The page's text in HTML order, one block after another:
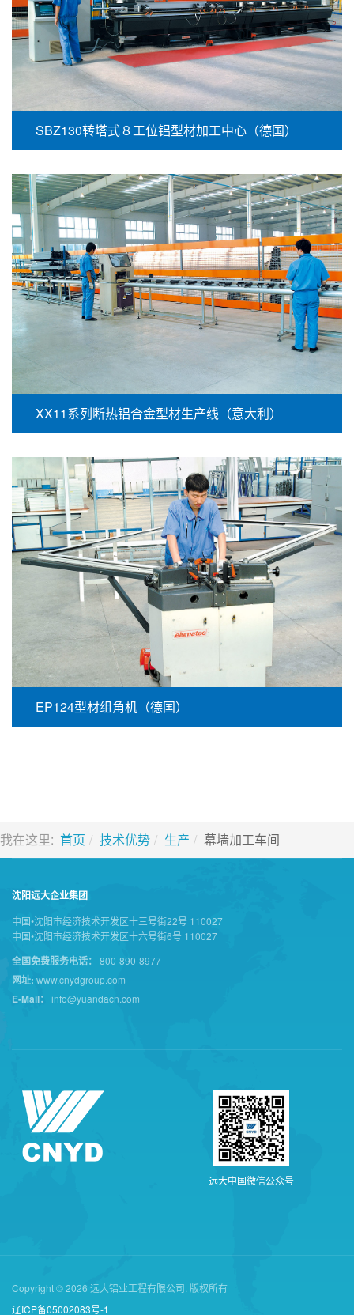
SBZ130转塔式８工位铝型材加工中心（德国）
XX11系列断热铝合金型材生产线（意大利）
EP124型材组角机（德国）
我在这里: 首页 技术优势 生产 幕墙加工车间
沈阳远大企业集团
中国•沈阳市经济技术开发区十三号街22号 110027
中国•沈阳市经济技术开发区十六号街6号 110027
全国免费服务电话： 800-890-8977
网址: www.cnydgroup.com
E-Mail： info@yuandacn.com
远大中 国微信公众号
Copyright © 2026 远大铝业工程有限公司. 版权所有
辽ICP备05002083号-1